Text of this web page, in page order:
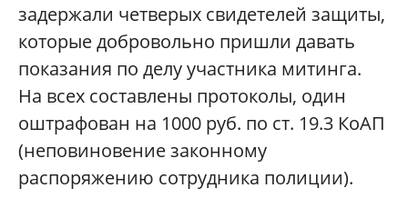
задержали четверых свидетелей защиты,
которые добровольно пришли давать
показания по делу участника митинга.
На всех составлены протоколы, один
оштрафован на 1000 руб. по ст. 19.3 КоАП
(неповиновение законному
распоряжению сотрудника полиции).